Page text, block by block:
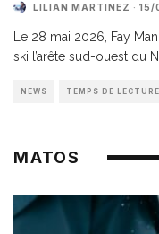
LILIAN MARTINEZ · 15/
Le 28 mai 2026, Fay
ski l’arête sud-ouest du
NEWS TEMPS DE
MATOS